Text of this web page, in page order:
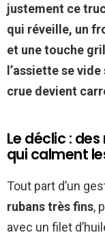
justement ce
qui réveille, un
et une touche
l’assiette se
crue devient
Le déclic :
qui calment
Tout part d’un
rubans très fins,
avec un filet